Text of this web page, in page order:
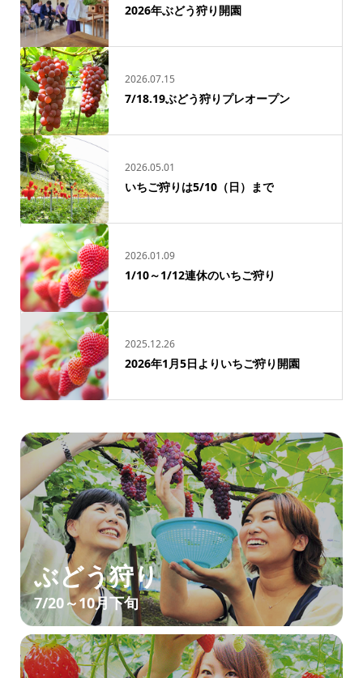
2026年ぶどう狩り開園
2026.07.15
7/18.19ぶどう狩りプレオープン
2026.05.01
いちご狩りは5/10（日）まで
2026.01.09
1/10～1/12連休のいちご狩り
2025.12.26
2026年1月5日よりいちご狩り開園
ぶどう狩り
7/20～10月下旬